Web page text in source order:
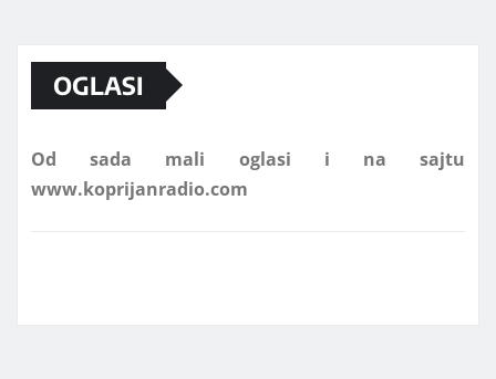
OGLASI
Od sada mali oglasi i na sajtu